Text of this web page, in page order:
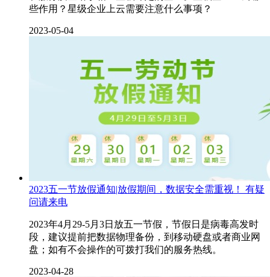
些作用？星级企业上云需要注意什么事项？
2023-05-04
2023五一节放假通知|放假期间，数据安全需重视！ 有疑
问请来电
2023年4月29-5月3日放五一节假，节假日是病毒高发时
段，建议提前把数据物理备份，到移动硬盘或者商业网
盘；如有不会操作的可拨打我们的服务热线。
2023-04-28